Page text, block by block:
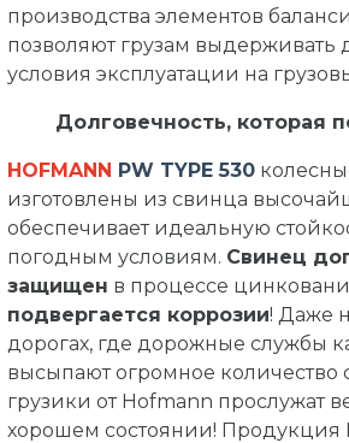
производства элементов
позволяют грузам выдерживать
условия эксплуатации на
Долговечность, которая
HOFMANN PW TYPE 530
изготовлены из свинца
обеспечивает идеальную
погодным условиям. Свинец
защищен в процессе
подвергается коррозии! Даже
дорогах, где дорожные службы
высыпают огромное количество
грузики от Hofmann прослужат
хорошем состоянии! Продукция